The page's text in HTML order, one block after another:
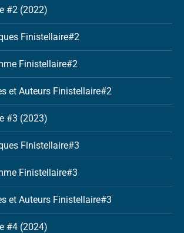
#2 (2022)
Finistellaire#2
Finistellaire#2
et Auteurs Finistellaire#2
#3 (2023)
Finistellaire#3
Finistellaire#3
et Auteurs Finistellaire#3
#4 (2024)